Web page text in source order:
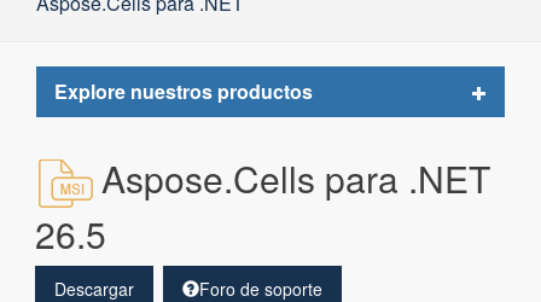
Explore nuestros productos
Toggle
Aspose.Cells para .NET
26.5
Descargar Foro de soporte